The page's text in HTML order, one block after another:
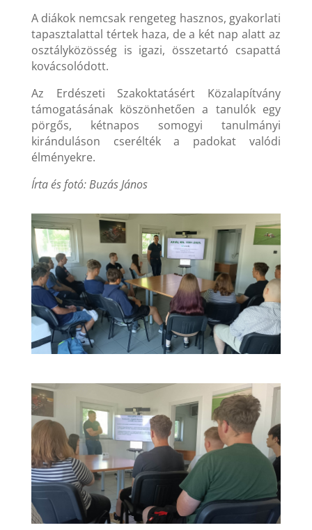
A diákok nemcsak rengeteg hasznos, gyakorlati
tapasztalattal tértek haza, de a két nap alatt az
osztályközösség is igazi, összetartó csapattá
kovácsolódott.
Az Erdészeti Szakoktatásért Közalapítvány
támogatásának köszönhetően a tanulók egy
pörgős, kétnapos somogyi tanulmányi
kiránduláson cserélték a padokat valódi
élményekre.
Írta és fotó: Buzás János